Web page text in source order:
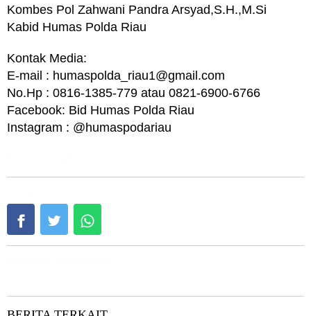
Kombes Pol Zahwani Pandra Arsyad,S.H.,M.Si
Kabid Humas Polda Riau
Kontak Media:
E-mail : humaspolda_riau1@gmail.com
No.Hp : 0816-1385-779 atau 0821-6900-6766
Facebook: Bid Humas Polda Riau
Instagram : @humaspodariau